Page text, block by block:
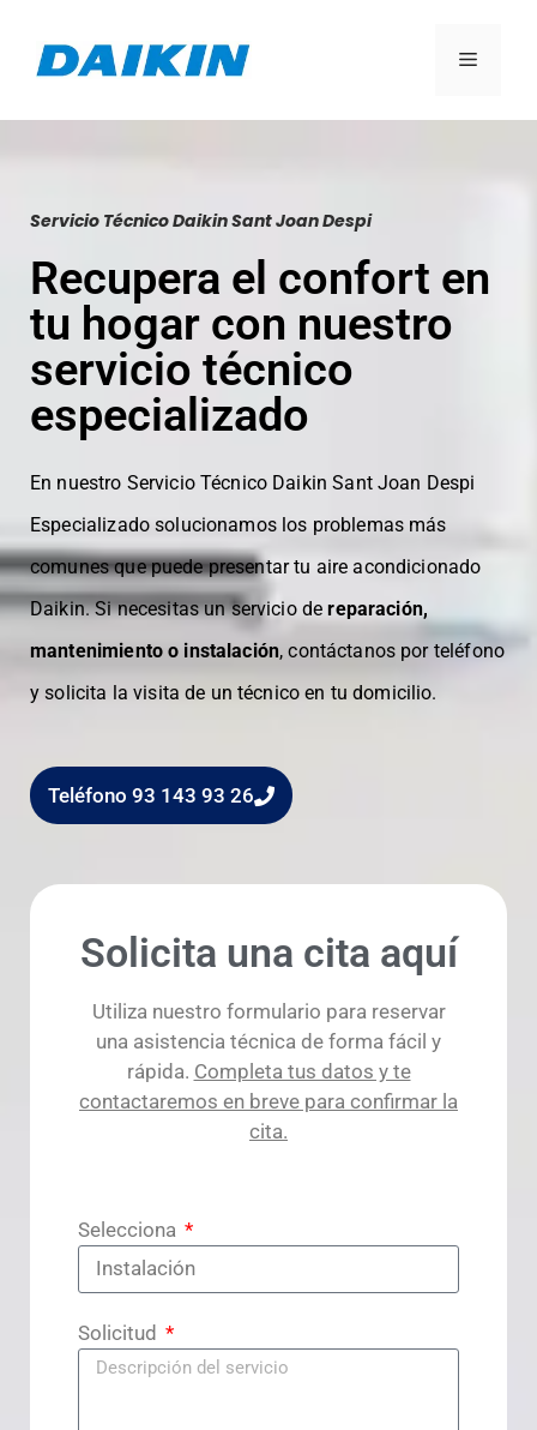
Servicio Técnico Daikin Sant Joan Despi
Recupera el confort en
tu hogar con nuestro
servicio técnico
especializado
En nuestro Servicio Técnico Daikin Sant Joan Despi
Especializado solucionamos los problemas más
comunes que puede presentar tu aire acondicionado
Daikin. Si necesitas un servicio dereparación,
mantenimiento o instalación, contáctanos por teléfono
y solicita la visita de un técnico en tu domicilio.
Teléfono 93 143 93 26
Solicita una cita aquí
Utiliza nuestro formulario para reservar
una asistencia técnica de forma fácil y
rápida. Completa tus datos y te
contactaremos en breve para confirmar la
cita.
Selecciona
Solicitud